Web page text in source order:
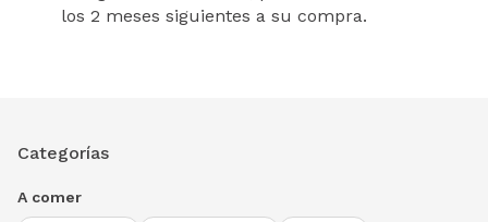
los 2 meses siguientes a su compra.
Categorías
A comer